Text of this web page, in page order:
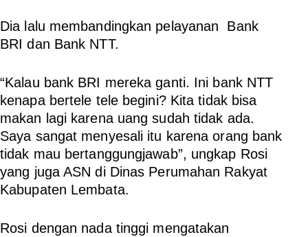
Dia lalu membandingkan pelayanan Bank
BRI dan Bank NTT.
“Kalau bank BRI mereka ganti. Ini bank NTT
kenapa bertele tele begini? Kita tidak bisa
makan lagi karena uang sudah tidak ada.
Saya sangat menyesali itu karena orang bank
tidak mau bertanggungjawab”, ungkap Rosi
yang juga ASN di Dinas Perumahan Rakyat
Kabupaten Lembata.
Rosi dengan nada tinggi mengatakan